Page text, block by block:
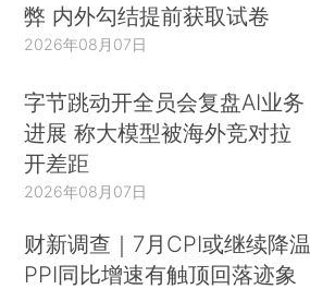
弊 内外勾结提前获取试卷
2026年08月07日
字节跳动开全员会复盘AI业务
进展 称大模型被海外竞对拉
开差距
2026年08月07日
财新调查｜7月CPI或继续降温
PPI同比增速有触顶回落迹象